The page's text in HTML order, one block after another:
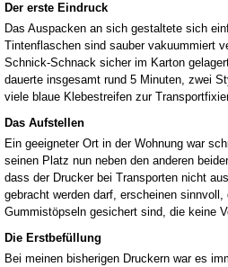
Der erste Eindruck
Das Auspacken an sich gestaltete sich
Tintenflaschen sind sauber vakuummiert
Schnick-Schnack sicher im Karton
dauerte insgesamt rund 5 Minuten, zwei
viele blaue Klebestreifen zur
Das Aufstellen
Ein geeigneter Ort in der Wohnung war
seinen Platz nun neben den anderen
dass der Drucker bei Transporten nicht
gebracht werden darf, erscheinen
Gummistöpseln gesichert sind, die keine
Die Erstbefüllung
Bei meinen bisherigen Druckern war es